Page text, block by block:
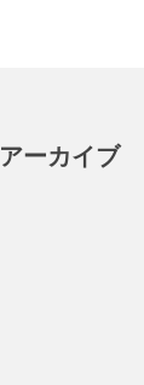
アーカイブ